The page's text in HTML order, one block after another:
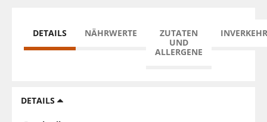
DETAILS NÄHRWERTE
ZUTATEN
UND
ALLERGENE
DETAILS